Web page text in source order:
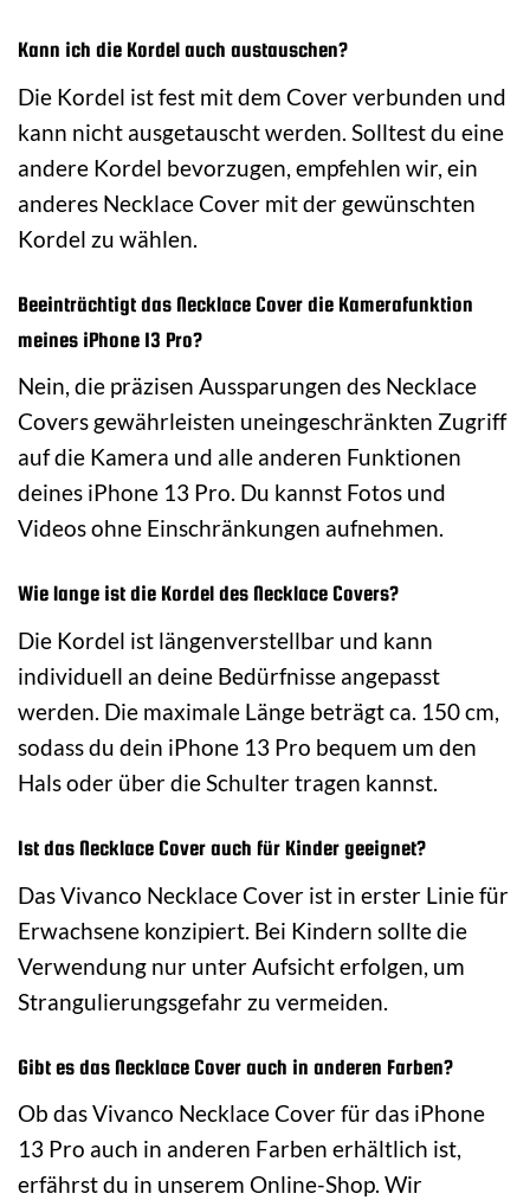
Kann ich die Kordel auch austauschen?
Die Kordel ist fest mit dem Cover verbunden und
kann nicht ausgetauscht werden. Solltest du eine
andere Kordel bevorzugen, empfehlen wir, ein
anderes Necklace Cover mit der gewünschten
Kordel zu wählen.
Beeinträchtigt das Necklace Cover die Kamerafunktion
meines iPhone 13 Pro?
Nein, die präzisen Aussparungen des Necklace
Covers gewährleisten uneingeschränkten Zugriff
auf die Kamera und alle anderen Funktionen
deines iPhone 13 Pro. Du kannst Fotos und
Videos ohne Einschränkungen aufnehmen.
Wie lange ist die Kordel des Necklace Covers?
Die Kordel ist längenverstellbar und kann
individuell an deine Bedürfnisse angepasst
werden. Die maximale Länge beträgt ca. 150 cm,
sodass du dein iPhone 13 Pro bequem um den
Hals oder über die Schulter tragen kannst.
Ist das Necklace Cover auch für Kinder geeignet?
Das Vivanco Necklace Cover ist in erster Linie für
Erwachsene konzipiert. Bei Kindern sollte die
Verwendung nur unter Aufsicht erfolgen, um
Strangulierungsgefahr zu vermeiden.
Gibt es das Necklace Cover auch in anderen Farben?
Ob das Vivanco Necklace Cover für das iPhone
13 Pro auch in anderen Farben erhältlich ist,
erfährst du in unserem Online-Shop. Wir